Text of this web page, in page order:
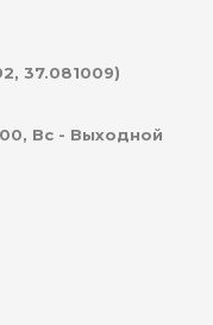
37.081009)
Вс - Выходной